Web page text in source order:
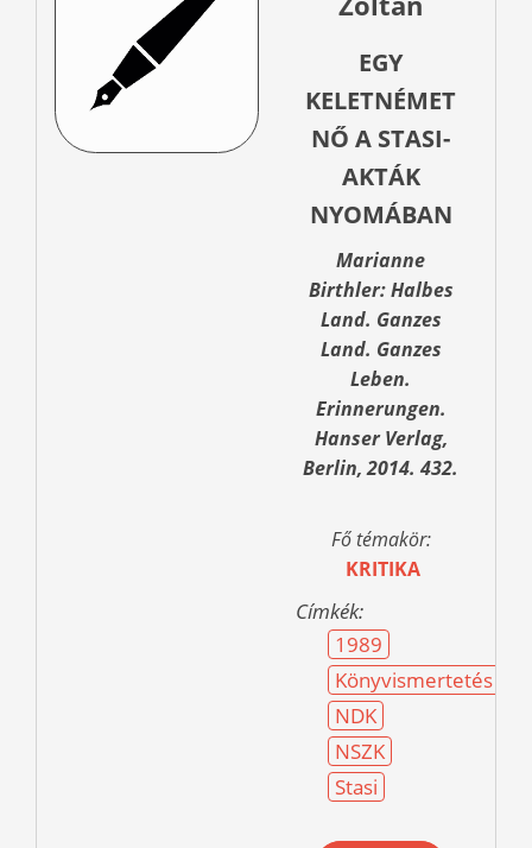
EGY
KELETNÉMET
NŐ A STASI-
AKTÁK
NYOMÁBAN
Marianne
Birthler: Halbes
Land. Ganzes
Land. Ganzes
Leben.
Erinnerungen.
Hanser Verlag,
Berlin, 2014. 432.
Fő témakör:
KRITIKA
Címkék:
1989
Könyvismertetés
NDK
NSZK
Stasi